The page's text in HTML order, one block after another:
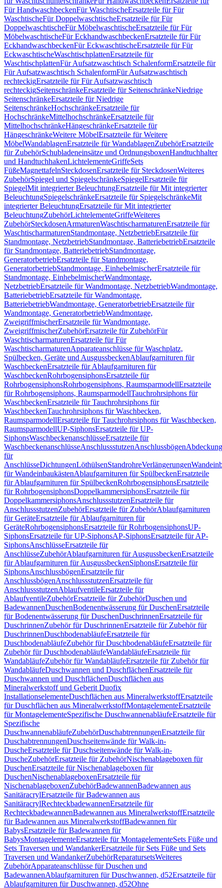
Für HandwaschbeckenFür WaschtischeErsatzteile für Für
WaschtischeFür DoppelwaschtischeErsatzteile für Für
DoppelwaschtischeFür MöbelwaschtischeErsatzteile für Für
MöbelwaschtischeFür EckhandwaschbeckenErsatzteile für Für
EckhandwaschbeckenFür EckwaschtischeErsatzteile für Für
EckwaschtischeWaschtischplattenErsatzteile für
WaschtischplattenFür Aufsatzwaschtisch SchalenformErsatzteile für
Für Aufsatzwaschtisch SchalenformFür Aufsatzwaschtisch
rechteckigErsatzteile für Für Aufsatzwaschtisch
rechteckigSeitenschränkeErsatzteile für SeitenschränkeNiedrige
SeitenschränkeErsatzteile für Niedrige
SeitenschränkeHochschränkeErsatzteile für
HochschränkeMittelhochschränkeErsatzteile für
MittelhochschränkeHängeschränkeErsatzteile für
HängeschränkeWeitere MöbelErsatzteile für Weitere
MöbelWandablagenErsatzteile für WandablagenZubehörErsatzteile
für ZubehörSchubladeneinsätze und OrdnungsboxenHandtuchhalter
und HandtuchhakenLichtelementeGriffeSets
FüßeMagnettafelnSteckdosenErsatzteile für SteckdosenWeiteres
ZubehörSpiegel und SpiegelschränkeSpiegelErsatzteile für
SpiegelMit integrierter BeleuchtungErsatzteile für Mit integrierter
BeleuchtungSpiegelschränkeErsatzteile für SpiegelschränkeMit
integrierter BeleuchtungErsatzteile für Mit integrierter
BeleuchtungZubehörLichtelementeGriffeWeiteres
ZubehörSteckdosenArmaturenWaschtischarmaturenErsatzteile für
WaschtischarmaturenStandmontage, NetzbetriebErsatzteile für
Standmontage, NetzbetriebStandmontage, BatteriebetriebErsatzteile
für Standmontage, BatteriebetriebStandmontage,
GeneratorbetriebErsatzteile für Standmontage,
GeneratorbetriebStandmontage, EinhebelmischerErsatzteile für
Standmontage, EinhebelmischerWandmontage,
NetzbetriebErsatzteile für Wandmontage, NetzbetriebWandmontage,
BatteriebetriebErsatzteile für Wandmontage,
BatteriebetriebWandmontage, GeneratorbetriebErsatzteile für
Wandmontage, GeneratorbetriebWandmontage,
ZweigriffmischerErsatzteile für Wandmontage,
ZweigriffmischerZubehörErsatzteile für ZubehörFür
WaschtischarmaturenErsatzteile für Für
WaschtischarmaturenApparateanschlüsse für Waschplatz,
Spülbecken, Geräte und AusgussbeckenAblaufgarnituren für
WaschbeckenErsatzteile für Ablaufgarnituren für
WaschbeckenRohrbogensiphonsErsatzteile für
RohrbogensiphonsRohrbogensiphons, RaumsparmodellErsatzteile
für Rohrbogensiphons, RaumsparmodellTauchrohrsiphons für
WaschbeckenErsatzteile für Tauchrohrsiphons für
WaschbeckenTauchrohrsiphons für Waschbecken,
RaumsparmodellErsatzteile für Tauchrohrsiphons für Waschbecken,
RaumsparmodellUP-SiphonsErsatzteile für UP-
SiphonsWaschbeckenanschlüsseErsatzteile für
WaschbeckenanschlüsseAnschlussstutzenAnschlussbögen
für
AnschlüsseDichtungenLöthülsenStandrohreVerlängerungen
für WandeinbaukästenAblaufgarnituren für SpülbeckenErsatzteile
für Ablaufgarnituren für SpülbeckenRohrbogensiphonsErsatzteile
für RohrbogensiphonsDoppelkammersiphonsErsatzteile für
DoppelkammersiphonsAnschlussstutzenErsatzteile für
AnschlussstutzenZubehörErsatzteile für ZubehörAblaufgarnituren
für GeräteErsatzteile für Ablaufgarnituren für
GeräteRohrbogensiphonsErsatzteile für RohrbogensiphonsUP-
SiphonsErsatzteile für UP-SiphonsAP-SiphonsErsatzteile für AP-
SiphonsAnschlüsseErsatzteile für
AnschlüsseZubehörAblaufgarnituren für AusgussbeckenErsatzteile
für Ablaufgarnituren für AusgussbeckenSiphonsErsatzteile für
SiphonsAnschlussbögenErsatzteile für
AnschlussbögenAnschlussstutzenErsatzteile für
AnschlussstutzenAblaufventileErsatzteile für
AblaufventileZubehörErsatzteile für ZubehörDuschen und
BadewannenDuschenBodenentwässerung für DuschenErsatzteile
für Bodenentwässerung für DuschenDuschrinnenErsatzteile für
DuschrinnenZubehör für DuschrinnenErsatzteile für Zubehör für
DuschrinnenDuschbodenabläufeErsatzteile für
DuschbodenabläufeZubehör für DuschbodenabläufeErsatzteile für
Zubehör für DuschbodenabläufeWandabläufeErsatzteile für
WandabläufeZubehör für WandabläufeErsatzteile für Zubehör für
WandabläufeDuschwannen und DuschflächenErsatzteile für
Duschwannen und DuschflächenDuschflächen aus
Mineralwerkstoff und Geberit Duofix
InstallationselementeDuschflächen aus MineralwerkstoffErsatzteile
für Duschflächen aus MineralwerkstoffMontagelementeErsatzteile
für MontagelementeSpezifische DuschwannenabläufeErsatzteile für
Spezifische
DuschwannenabläufeZubehörDuschabtrennungenErsatzteile für
DuschabtrennungenDuschseitenwände für Walk-in-
DuscheErsatzteile für Duschseitenwände für Walk-in-
DuscheZubehörErsatzteile für ZubehörNischenablageboxen für
DuschenErsatzteile für Nischenablageboxen für
DuschenNischenablageboxenErsatzteile für
NischenablageboxenZubehörBadewannenBadewannen aus
SanitäracrylErsatzteile für Badewannen aus
SanitäracrylRechteckbadewannenErsatzteile für
RechteckbadewannenBadewannen aus MineralwerkstoffErsatzteile
für Badewannen aus MineralwerkstoffBadewannen für
BabysErsatzteile für Badewannen für
BabysMontagelementeErsatzteile für MontagelementeSets Füße und
Sets Traversen und WandankerErsatzteile für Sets Füße und Sets
Traversen und WandankerZubehörReparatursetsWeiteres
ZubehörApparateanschlüsse für Duschen und
BadewannenAblaufgarnituren für Duschwannen, d52Ersatzteile für
Ablaufgarnituren für Duschwannen, d52Ohne